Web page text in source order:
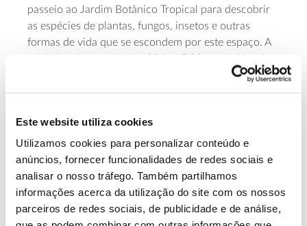
Este website utiliza cookies
Utilizamos cookies para personalizar conteúdo e
anúncios, fornecer funcionalidades de redes sociais e
analisar o nosso tráfego. Também partilhamos
informações acerca da utilização do site com os nossos
parceiros de redes sociais, de publicidade e de análise,
passeio ao Jardim Botânico Tropical para descobrir
as espécies de plantas, fungos, insetos e outras
formas de vida que se escondem por este espaço. A
iniciativa decorre das 16:00 às 17:00, no âmbito do
projeto Life In e está também integrada no programa
das atividades que a Universidade de Lisboa dedica
participação é gratuita, mas requer inscrição prévia.
Saiba mais sobre esta atividade de ciência
cidadã no Jardim Botânico Tropical